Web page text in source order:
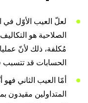
لعلّ العيب الأوّل في
الصلاحية هو
مُكلفة، ذلك لأنّ
الحسابات قد
أمّا العيب الثاني
المتداولين مقيدون